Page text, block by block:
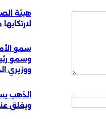
سمو
وسمو
ووزيري
الذهب
ويغلق عند 4342 دولارا